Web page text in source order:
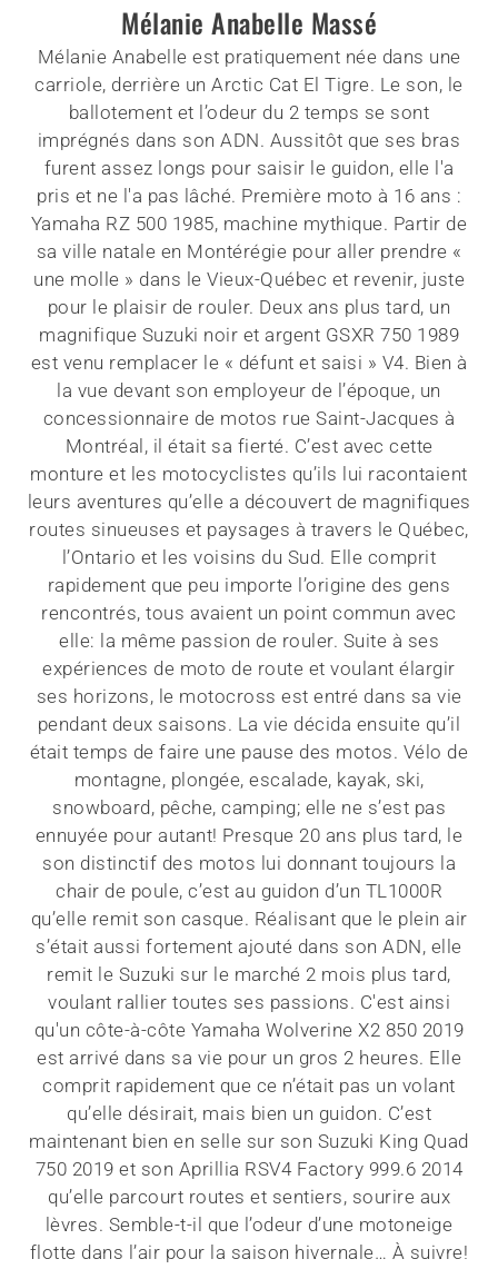
Mélanie Anabelle Massé
Mélanie Anabelle est pratiquement née dans une
carriole, derrière un Arctic Cat El Tigre. Le son, le
ballotement et l’odeur du 2 temps se sont
imprégnés dans son ADN. Aussitôt que ses bras
furent assez longs pour saisir le guidon, elle l'a
pris et ne l'a pas lâché. Première moto à 16 ans :
Yamaha RZ 500 1985, machine mythique. Partir de
sa ville natale en Montérégie pour aller prendre «
une molle » dans le Vieux-Québec et revenir, juste
pour le plaisir de rouler. Deux ans plus tard, un
magnifique Suzuki noir et argent GSXR 750 1989
est venu remplacer le « défunt et saisi » V4. Bien à
la vue devant son employeur de l’époque, un
concessionnaire de motos rue Saint-Jacques à
Montréal, il était sa fierté. C’est avec cette
monture et les motocyclistes qu’ils lui racontaient
leurs aventures qu’elle a découvert de magnifiques
routes sinueuses et paysages à travers le Québec,
l’Ontario et les voisins du Sud. Elle comprit
rapidement que peu importe l’origine des gens
rencontrés, tous avaient un point commun avec
elle: la même passion de rouler. Suite à ses
expériences de moto de route et voulant élargir
ses horizons, le motocross est entré dans sa vie
pendant deux saisons. La vie décida ensuite qu’il
était temps de faire une pause des motos. Vélo de
montagne, plongée, escalade, kayak, ski,
snowboard, pêche, camping; elle ne s’est pas
ennuyée pour autant! Presque 20 ans plus tard, le
son distinctif des motos lui donnant toujours la
chair de poule, c’est au guidon d’un TL1000R
qu’elle remit son casque. Réalisant que le plein air
s’était aussi fortement ajouté dans son ADN, elle
remit le Suzuki sur le marché 2 mois plus tard,
voulant rallier toutes ses passions. C'est ainsi
qu'un côte-à-côte Yamaha Wolverine X2 850 2019
est arrivé dans sa vie pour un gros 2 heures. Elle
comprit rapidement que ce n’était pas un volant
qu’elle désirait, mais bien un guidon. C’est
maintenant bien en selle sur son Suzuki King Quad
750 2019 et son Aprillia RSV4 Factory 999.6 2014
qu’elle parcourt routes et sentiers, sourire aux
lèvres. Semble-t-il que l’odeur d’une motoneige
flotte dans l’air pour la saison hivernale… À suivre!